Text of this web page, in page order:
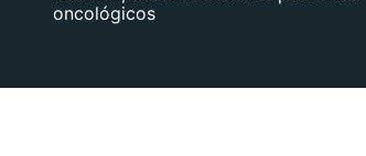
oncológicos